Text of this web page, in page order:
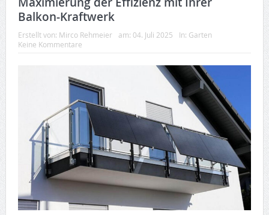
Balkon-Kraftwerk
Erstellt von: Mirco Rehmeier am: 04. Juli 2025 In: Garten
Keine Kommentare